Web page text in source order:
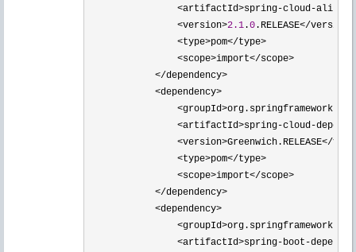
<artifactId>spring-cloud-
                <version>
2.1 .0 .RELEASE</version>
                <type>pom</type>
                <scope>import</scope>
            </dependency>
            <dependency>
<artifactId>spring-cloud-
<version>Greenwich.RELEASE</
                <type>pom</type>
                <scope>import</scope>
            </dependency>
            <dependency>
<artifactId>spring-boot-